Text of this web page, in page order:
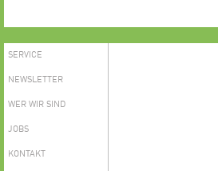
SERVICE
NEWSLETTER
WER WIR SIND
JOBS
KONTAKT